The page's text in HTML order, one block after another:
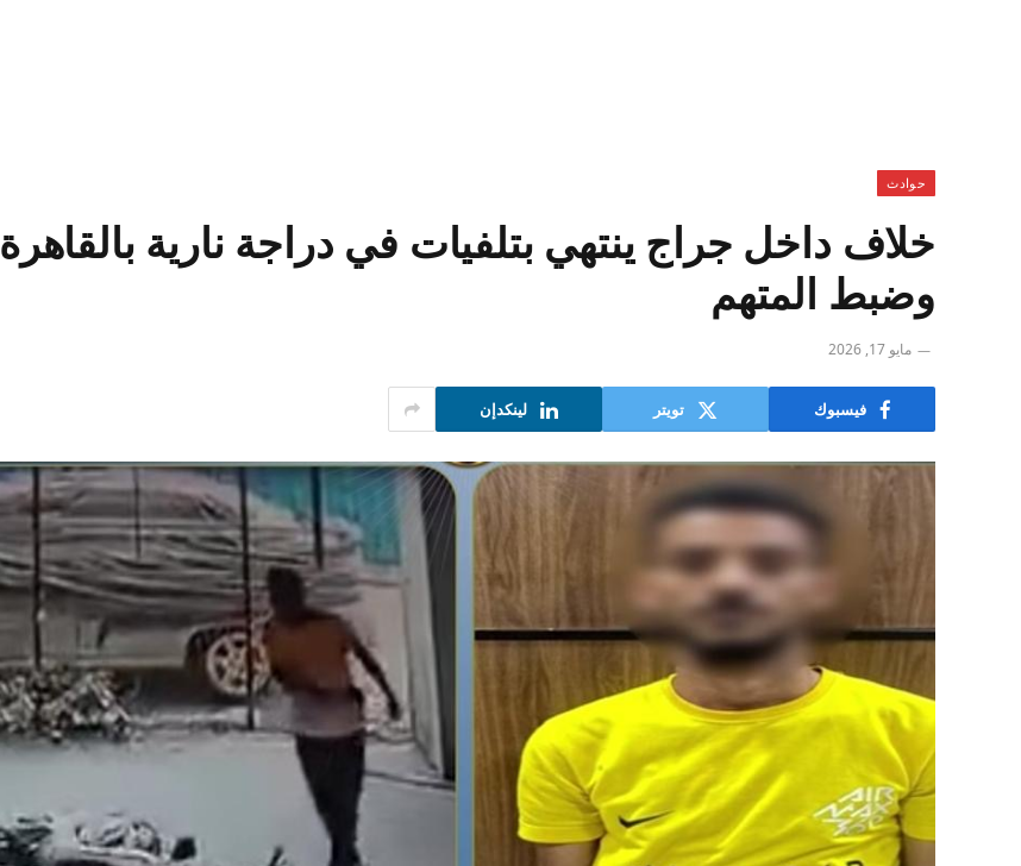
حوادث
خلاف داخل جراج ينتهي بتلفيات في دراجة نارية بالقاهرة
وضبط المتهم
مايو 17, 2026
فيسبوك تويتر لينكدإن